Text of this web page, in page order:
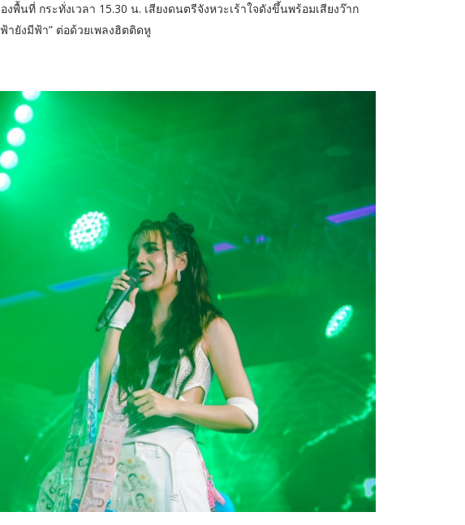
พื้นที่ กระทั่งเวลา 15.30 น. เสียงดนตรีจังหวะเร้าใจดังขึ้นพร้อมเสียงว๊าก
ายังมีฟ้า” ต่อด้วยเพลงฮิตติดหู